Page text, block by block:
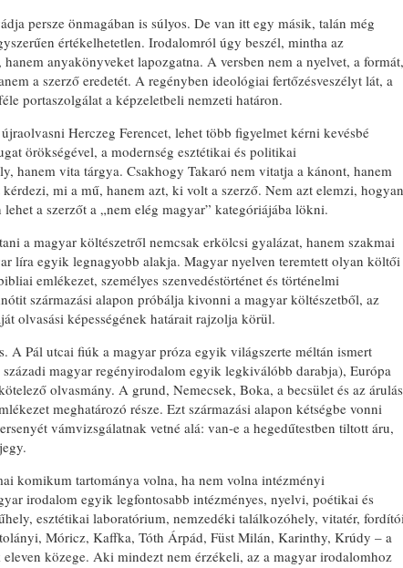
persze önmagában is súlyos. De van itt egy másik, talán még
értékelhetetlen. Irodalomról úgy beszél, mintha az
anyakönyveket lapozgatna. A versben nem a nyelvet, a formát,
a szerző eredetét. A regényben ideológiai fertőzésveszélyt lát, a
portaszolgálat a képzeletbeli nemzeti határon.
Herczeg Ferencet, lehet több figyelmet kérni kevésbé
örökségével, a modernség esztétikai és politikai
hanem vita tárgya. Csakhogy Takaró nem vitatja a kánont, hanem
mi a mű, hanem azt, ki volt a szerző. Nem azt elemzi, hogyan
a szerzőt a „nem elég magyar” kategóriájába lökni.
a magyar költészetről nemcsak erkölcsi gyalázat, hanem szakmai
líra egyik legnagyobb alakja. Magyar nyelven teremtett olyan költői
emlékezet, személyes szenvedéstörténet és történelmi
származási alapon próbálja kivonni a magyar költészetből, az
olvasási képességének határait rajzolja körül.
A Pál utcai fiúk a magyar próza egyik világszerte méltán ismert
magyar regényirodalom egyik legkiválóbb darabja), Európa
olvasmány. A grund, Nemecsek, Boka, a becsület és az árulás
meghatározó része. Ezt származási alapon kétségbe vonni
vámvizsgálatnak vetné alá: van-e a hegedűtestben tiltott áru,
komikum tartománya volna, ha nem volna intézményi
irodalom egyik legfontosabb intézményes, nyelvi, poétikai és
esztétikai laboratórium, nemzedéki találkozóhely, vitatér,
Móricz, Kaffka, Tóth Árpád, Füst Milán, Karinthy, Krúdy – a
közege. Aki mindezt nem érzékeli, az a magyar irodalomhoz